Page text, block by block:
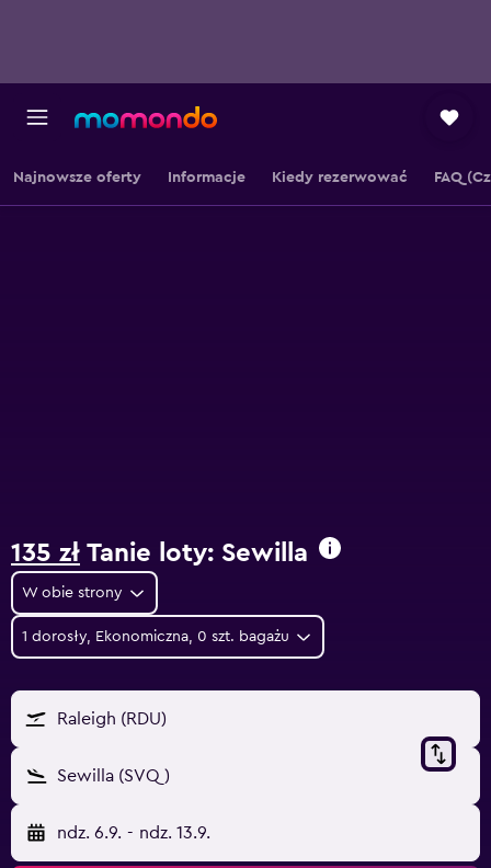
Najnowsze oferty Informacje Kiedy rezerwować FAQ
135 zł Tanie loty: Sewilla
W obie strony
1 dorosły, Ekonomiczna, 0 szt. bagażu
Raleigh (RDU)
Sewilla (SVQ)
ndz. 6.9. - ndz. 13.9.